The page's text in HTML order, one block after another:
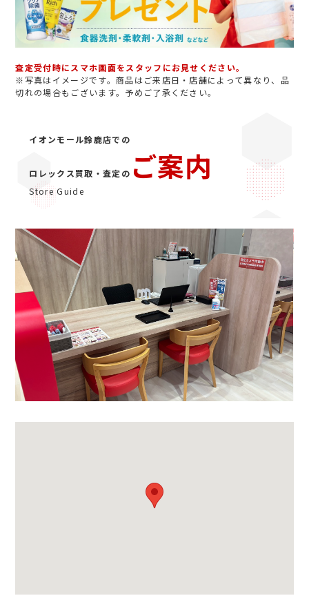
査定受付時にスマホ画面をスタッフにお見せください。
※写真はイメージです。商品はご来店日・店舗によって異なり、品
切れの場合もございます。予めご了承ください。
イオンモール鈴鹿店での
ロレックス買取・査定の ご案内
Store Guide